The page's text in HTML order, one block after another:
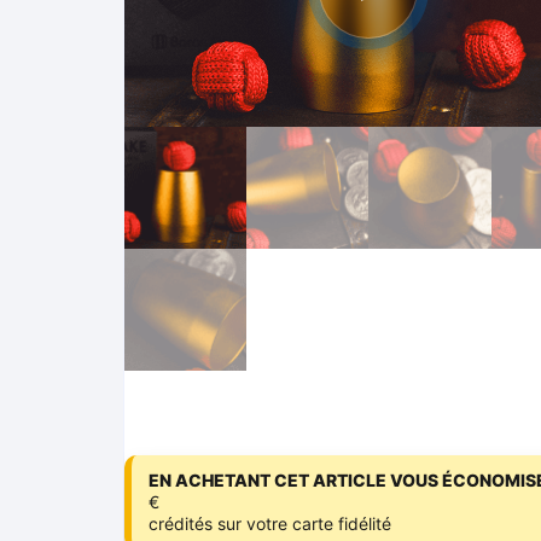
EN ACHETANT CET ARTICLE VOUS
€
crédités sur votre carte fidélité